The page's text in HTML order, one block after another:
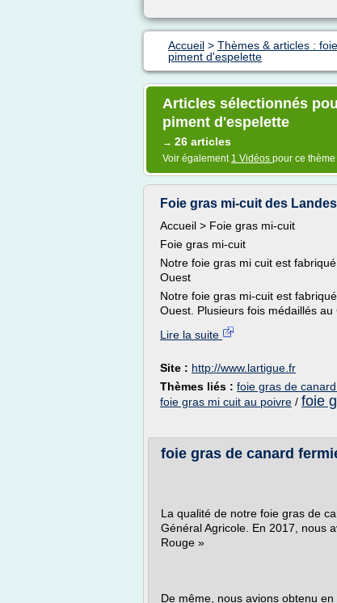
Accueil > Thèmes & articles :
piment d'espelette
Articles sélectionnés
piment d'espelette
→ 26 articles
Voir également 1 Vidéos pour ce thème
Foie gras mi-cuit des
Accueil > Foie gras mi-cuit
Foie gras mi-cuit
Notre foie gras mi cuit est
Ouest
Notre foie gras mi-cuit est
Ouest. Plusieurs fois médaillés au
Lire la suite
Site : http://www.lartigue.fr
Thèmes liés : foie gras de
foie gras mi cuit au poivre / foie
foie gras de canard
La qualité de notre foie gras de
Général Agricole. En 2017, nous
Rouge »
De même, nous avions obtenu